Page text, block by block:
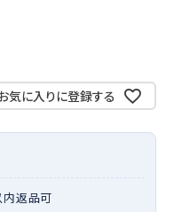
気に入りに登録する
内返品可